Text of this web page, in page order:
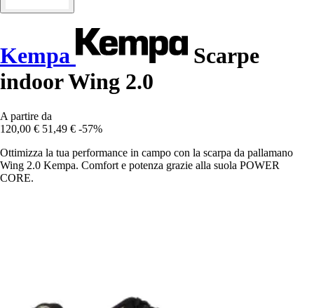
Kempa
Scarpe
indoor Wing 2.0
A partire da
120,00 € 51,49 € -57%
Ottimizza la tua performance in campo con la scarpa da pallamano
Wing 2.0 Kempa. Comfort e potenza grazie alla suola POWER
CORE.